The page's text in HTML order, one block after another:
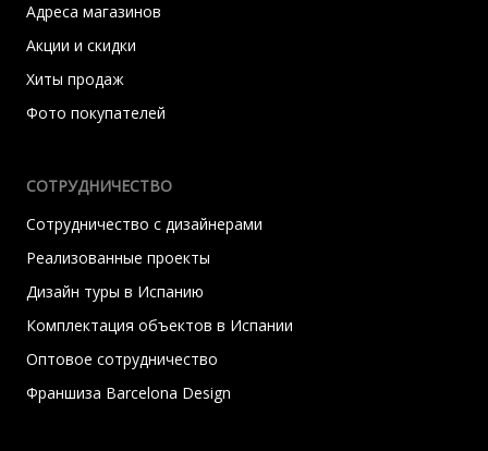
Адреса магазинов
Акции и скидки
Хиты продаж
Фото покупателей
СОТРУДНИЧЕСТВО
Сотрудничество с дизайнерами
Реализованные проекты
Дизайн туры в Испанию
Комплектация объектов в Испании
Оптовое сотрудничество
Франшиза Barcelona Design